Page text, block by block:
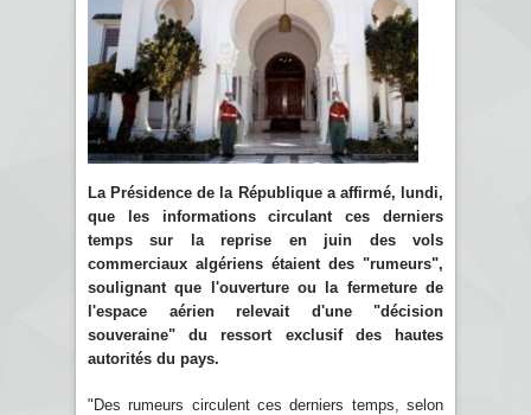
La Présidence de la République a affirmé, lundi,
que les informations circulant ces derniers
temps sur la reprise en juin des vols
commerciaux algériens étaient des "rumeurs",
soulignant que l'ouverture ou la fermeture de
l'espace aérien relevait d'une "décision
souveraine" du ressort exclusif des hautes
autorités du pays.
"Des rumeurs circulent ces derniers temps, selon